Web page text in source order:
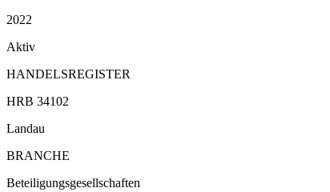
2022
Aktiv
HANDELSREGISTER
HRB 34102
Landau
BRANCHE
Beteiligungsgesellschaften